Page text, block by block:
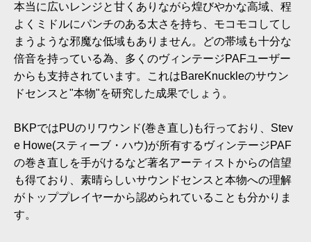
本当に広いレンジと甘くありながら煌びやかな高域、程
よくミドルにパンチのある太さを持ち、モコモコしてし
まうような邪魔な低域もありません。どの帯域も十分な
倍音を持っている為、多くのヴィンテージPAFユーザー
からも支持されています。これはBareKnuckleのサウン
ドセンスと"本物"を研究した成果でしょう。
BKPではPUのリワウンド(巻き直し)も行っており、Stev
e Howe(スティーブ・ハウ)が所有するヴィンテージPAF
の巻き直しを手がけるなど著名アーティストからの信望
も得ており、素晴らしいサウンドセンスと本物への理解
がトッププレイヤーから認められていることも分かりま
す。